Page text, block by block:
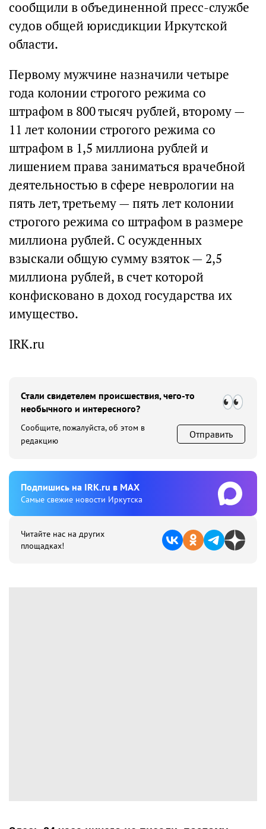
сообщили в объединенной пресс-службе
судов общей юрисдикции Иркутской
области.
Первому мужчине назначили четыре
года колонии строгого режима со
штрафом в 800 тысяч рублей, второму —
11 лет колонии строгого режима со
штрафом в 1,5 миллиона рублей и
лишением права заниматься врачебной
деятельностью в сфере неврологии на
пять лет, третьему — пять лет колонии
строгого режима со штрафом в размере
миллиона рублей. С осужденных
взыскали общую сумму взяток — 2,5
миллиона рублей, в счет которой
конфисковано в доход государства их
имущество.
IRK.ru
Стали свидетелем происшествия, чего-то
необычного и интересного?
Сообщите, пожалуйста, об этом в
редакцию
Отправить
Подпишиcь на IRK.ru в MAX
Cамые свежие новости Иркутска
Читайте нас на других
площадках!